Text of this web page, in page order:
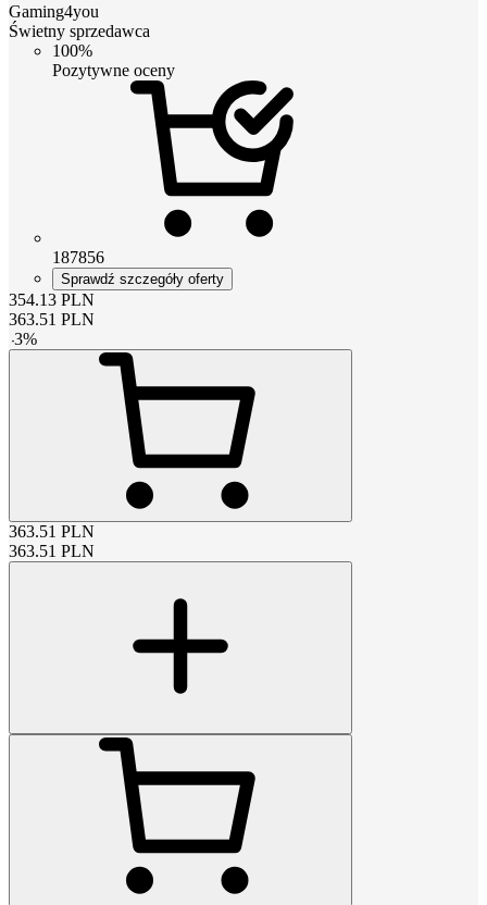
Gaming4you
Świetny sprzedawca
100%
Pozytywne oceny
187856
Sprawdź szczegóły oferty
354.13 PLN
363.51 PLN
-3%
363.51 PLN
363.51 PLN